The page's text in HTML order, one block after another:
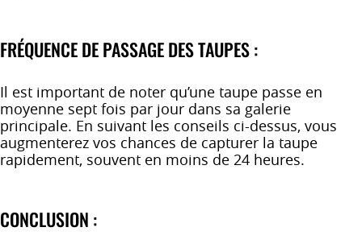
FRÉQUENCE DE PASSAGE DES TAUPES :
Il est important de noter qu’une taupe passe en
moyenne sept fois par jour dans sa galerie
principale. En suivant les conseils ci-dessus, vous
augmenterez vos chances de capturer la taupe
rapidement, souvent en moins de 24 heures.
CONCLUSION :